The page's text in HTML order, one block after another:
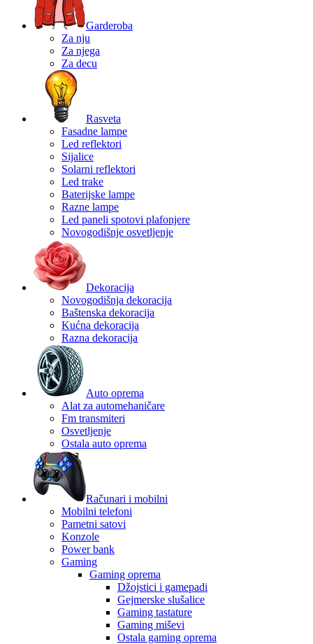
Garderoba
Za nju
Za njega
Za decu
Rasveta
Fasadne lampe
Led reflektori
Sijalice
Solarni reflektori
Led trake
Baterijske lampe
Razne lampe
Led paneli spotovi plafonjere
Novogodišnje osvetljenje
Dekoracija
Novogodišnja dekoracija
Baštenska dekoracija
Kućna dekoracija
Razna dekoracija
Auto oprema
Alat za automehaničare
Fm transmiteri
Osvetljenje
Ostala auto oprema
Računari i mobilni
Mobilni telefoni
Pametni satovi
Konzole
Power bank
Gaming
Gaming oprema
Džojstici i gamepadi
Gejmerske slušalice
Gaming tastature
Gaming miševi
Ostala gaming oprema